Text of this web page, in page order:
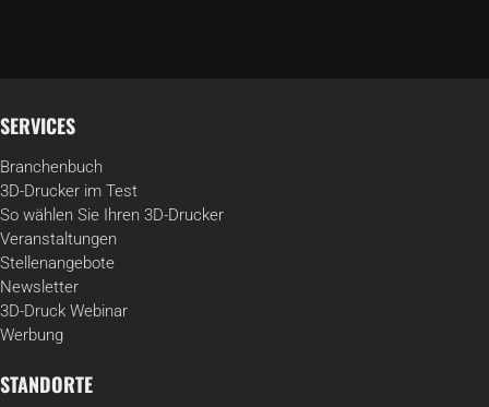
SERVICES
Branchenbuch
3D-Drucker im Test
So wählen Sie Ihren 3D-Drucker
Veranstaltungen
Stellenangebote
Newsletter
3D-Druck Webinar
Werbung
STANDORTE